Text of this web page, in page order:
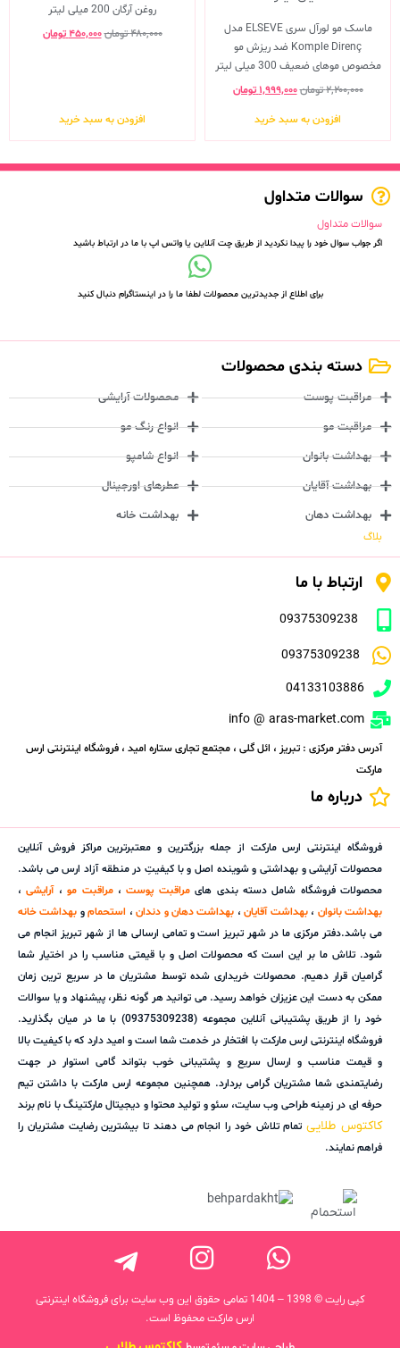
ماسک مو لورآل سری ELSEVE مدل
Komple Direnç ضد ریزش مو
مخصوص موهای ضعیف 300 میلی لیتر
۲,۲۰۰,۰۰۰تومان۱,۹۹۹,۰۰۰ تومان
افزودن به سبد خرید
روغن آرگان 200 میلی لیتر
۴۸۰,۰۰۰تومان۴۵۰,۰۰۰ تومان
افزودن به سبد خرید
سوالات متداول
سوالات متداول
اگر جواب سوال خود را پیدا نکردید از طریق چت آنلاین یا واتس اپ با ما در ارتباط باشید
برای اطلاع از جدیدترین محصولات لطفا ما را در اینستاگرام دنبال کنید
دسته بندی محصولات
مراقبت پوست
مراقبت مو
بهداشت بانوان
بهداشت آقایان
بهداشت دهان
محصولات آرایشی
انواع رنگ مو
انواع شامپو
عطرهای اورجینال
بهداشت خانه
بلاگ
ارتباط با ما
09375309238
09375309238
04133103886
info @ aras-market.com
آدرس دفتر مرکزی : تبریز ، ائل گلی ، مجتمع تجاری ستاره امید ، فروشگاه اینترنتی ارس
مارکت
درباره ما
فروشگاه اینترنتی ارس مارکت از جمله بزرگترین و معتبرترین مراکز فروش آنلاین
محصولات آرایشی و بهداشتی و شوینده اصل و با کیفیتِ در منطقه آزاد ارس می باشد.
محصولات فروشگاه شامل دسته بندی هایمراقبت پوست،مراقبت مو،آرایشی،
بهداشت بانوان ،بهداشت آقایان، بهداشت دهان و دندان، استحمامو بهداشت خانه
می باشد.دفتر مرکزی ما در شهر تبریز است و تمامی ارسالی ها از شهر تبریز انجام می
شود. تلاش ما بر این است که محصولات اصل و با قیمتی مناسب را در اختیار شما
گرامیان قرار دهیم. محصولات خریداری شده توسط مشتریان ما در سریع ترین زمان
ممکن به دست این عزیزان خواهد رسید. می توانید هر گونه نظر، پیشنهاد و یا سوالات
خود را از طریق پشتیبانی آنلاین مجموعه (09375309238) با ما در میان بگذارید.
فروشگاه اینترنتی ارس مارکت با افتخار در خدمت شما است و امید دارد که با کیفیت بالا
و قیمت مناسب و ارسال سریع و پشتیبانی خوب بتواند گامی استوار در جهت
رضایتمندی شما مشتریان گرامی بردارد. همچنین مجموعه ارس مارکت با داشتن تیم
حرفه ای در زمینه طراحی وب سایت، سئو و تولید محتوا و دیجیتال مارکتینگ با نام برند
کاکتوس طلاییتمام تلاش خود را انجام می دهند تا بیشترین رضایت مشتریان را
فراهم نمایند.
کپی رایت © 1398 – 1404 تمامی حقوق این وب سایت برای فروشگاه اینترنتی
ارس مارکت محفوظ است.